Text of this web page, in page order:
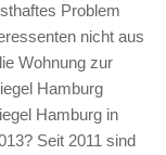
Problem
nicht aus
Wohnung zur
Hamburg
Hamburg in
Seit 2011 sind